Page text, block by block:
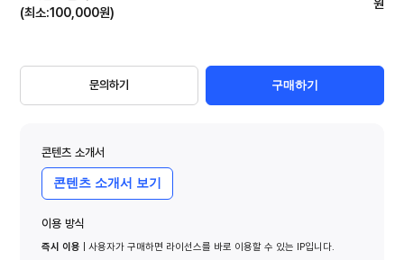
(최소:100,000원)
문의하기 구매하기
콘텐츠 소개서
콘텐츠 소개서 보기
이용 방식
즉시 이용 | 사용자가 구매하면 라이선스를 바로 이용할 수 있는 IP입니다.